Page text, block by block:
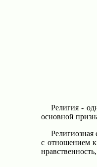
Религия -
основной
с отношением